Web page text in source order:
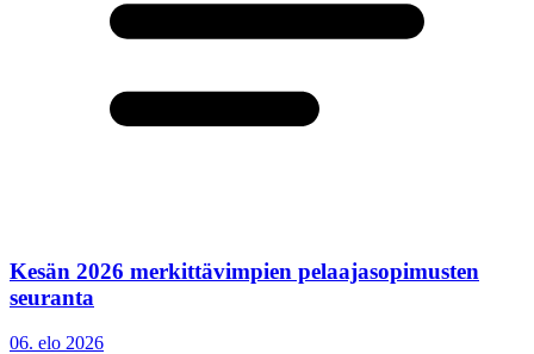
Kesän 2026 merkittävimpien pelaajasopimusten
seuranta
06. elo 2026